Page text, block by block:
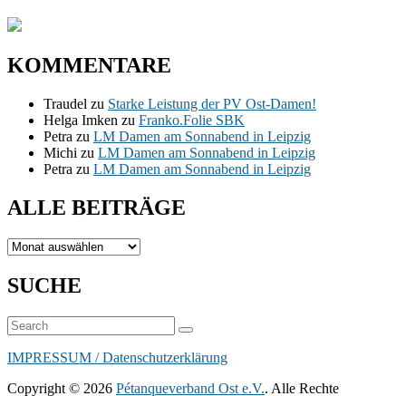
KOMMENTARE
Traudel zu Starke Leistung der PV Ost-Damen!
Helga Imken zu Franko.Folie SBK
Petra zu LM Damen am Sonnabend in Leipzig
Michi zu LM Damen am Sonnabend in Leipzig
Petra zu LM Damen am Sonnabend in Leipzig
ALLE BEITRÄGE
ALLE
SUCHE
Suchen
nach:
Suchen
IMPRESSUM / Datenschutzerklärung
Copyright © 2026 Pétanqueverband Ost e.V.. Alle Rechte